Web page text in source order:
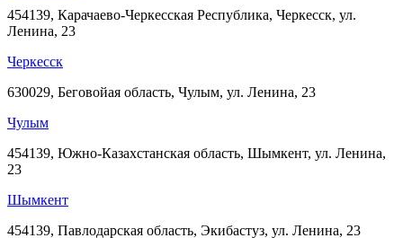
454139, Карачаево-Черкесская Республика, Черкесск, ул.
Ленина, 23
Черкесск
630029, Беговойая область, Чулым, ул. Ленина, 23
Чулым
454139, Южно-Казахстанская область, Шымкент, ул. Ленина,
23
Шымкент
454139, Павлодарская область, Экибастуз, ул. Ленина, 23